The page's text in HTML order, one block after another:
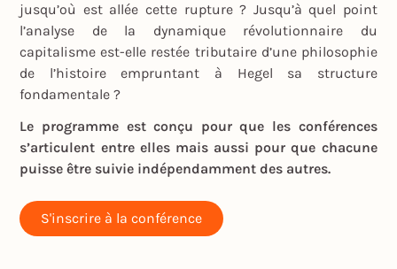
jusqu’où est allée cette rupture ? Jusqu’à quel point
l’analyse de la dynamique révolutionnaire du
capitalisme est-elle restée tributaire d’une philosophie
de l’histoire empruntant à Hegel sa structure
fondamentale ?
Le programme est conçu pour que les conférences
s’articulent entre elles mais aussi pour que chacune
puisse être suivie indépendamment des autres.
S'inscrire à la conférence